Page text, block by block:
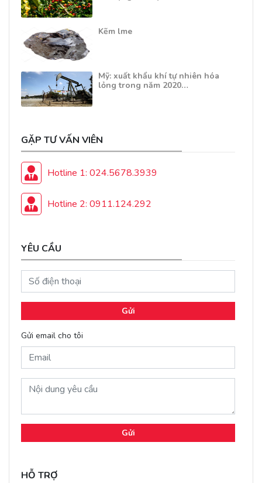
Kẽm lme
Mỹ: xuất khẩu khí tự nhiên hóa
lỏng trong năm 2020…
GẶP TƯ VẤN VIÊN
Hotline 1: 024.5678.3939
Hotline 2: 0911.124.292
YÊU CẦU
Gửi
Gửi email cho tôi
Gửi
HỖ TRỢ